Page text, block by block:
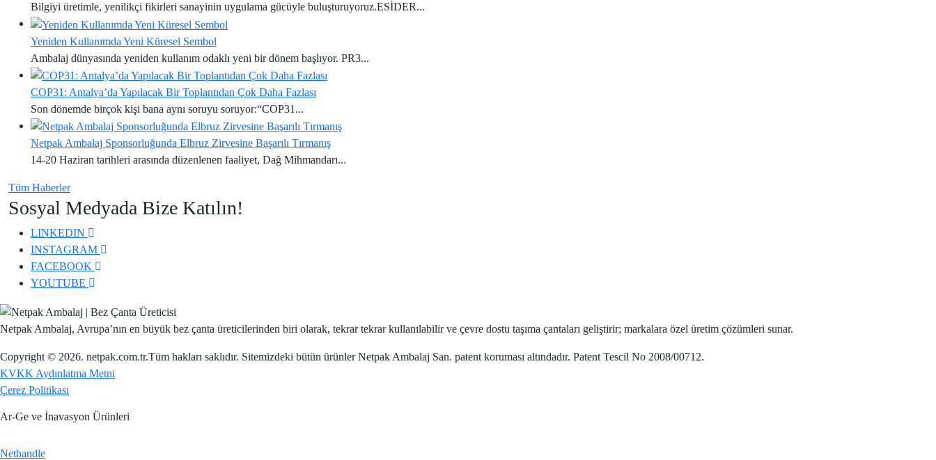
Toplantıları
Gerçekleşti
Bilgiyi üretimle, yenilikçi fikirleri sanayinin uygulama gücüyle buluşturuyoruz.ESİDER...
Yeni
Küresel
Sembol
Yeniden Kullanımda Yeni Küresel Sembol
Ambalaj dünyasında yeniden kullanım odaklı yeni bir dönem başlıyor. PR3...
Bir
Toplantıdan
Çok
COP31: Antalya’da Yapılacak Bir Toplantıdan Çok Daha Fazlası
Son dönemde birçok kişi bana aynı soruyu soruyor:“COP31...
Netpak Ambalaj Sponsorluğunda Elbruz Zirvesine Başarılı Tırmanış
14-20 Haziran tarihleri arasında düzenlenen faaliyet, Dağ Mihmandarı...
Tüm HaberlerButton
Sosyal Medyada Bize Katılın!
LINKEDIN
Media
INSTAGRAM
FACEBOOK
YOUTUBE
Netpak Ambalaj, Avrupa’nın en büyük bez çanta üreticilerinden biri olarak, tekrar tekrar kullanılabilir ve çevre dostu taşıma çantaları geliştirir; markalara özel üretim çözümleri sunar.
Copyright © 2026. netpak.com.tr.Tüm hakları saklıdır. Sitemizdeki bütün ürünler Netpak Ambalaj San. patent koruması altındadır. Patent Tescil No 2008/00712.
KVKK Aydınlatma Metni
Çerez Politikası
Ar-Ge ve İnavasyon Ürünleri
Nethandle